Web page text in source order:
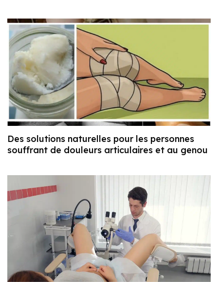
Des solutions naturelles pour les personnes
souffrant de douleurs articulaires et au genou